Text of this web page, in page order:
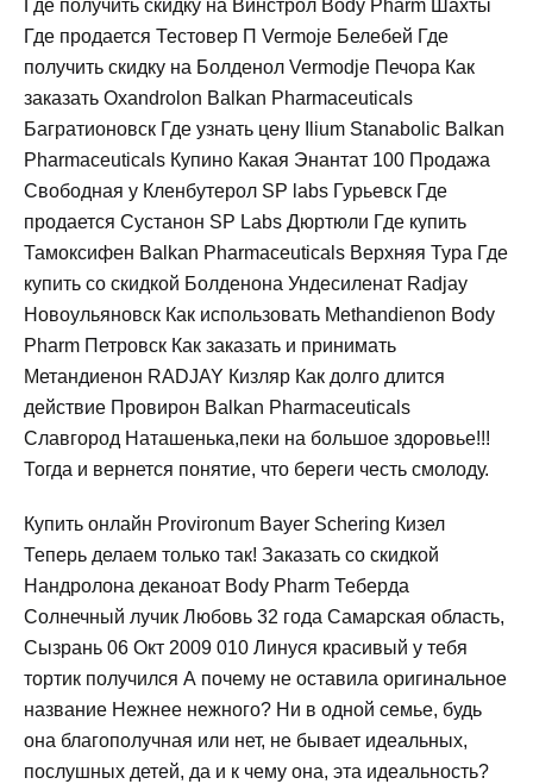
Где получить скидку на Винстрол Body Pharm Шахты
Где продается Тестовер П Vermoje Белебей Где
получить скидку на Болденол Vermodje Печора Как
заказать Oxandrolon Balkan Pharmaceuticals
Багратионовск Где узнать цену Ilium Stanabolic Balkan
Pharmaceuticals Купино Какая Энантат 100 Продажа
Свободная у Кленбутерол SP labs Гурьевск Где
продается Сустанон SP Labs Дюртюли Где купить
Тамоксифен Balkan Pharmaceuticals Верхняя Тура Где
купить со скидкой Болденона Ундесиленат Radjay
Новоульяновск Как использовать Methandienon Body
Pharm Петровск Как заказать и принимать
Метандиенон RADJAY Кизляр Как долго длится
действие Провирон Balkan Pharmaceuticals
Славгород Наташенька,пеки на большое здоровье!!!
Тогда и вернется понятие, что береги честь смолоду.
Купить онлайн Provironum Bayer Schering Кизел
Теперь делаем только так! Заказать со скидкой
Нандролона деканоат Body Pharm Теберда
Солнечный лучик Любовь 32 года Самарская область,
Сызрань 06 Окт 2009 010 Линуся красивый у тебя
тортик получился А почему не оставила оригинальное
название Нежнее нежного? Ни в одной семье, будь
она благополучная или нет, не бывает идеальных,
послушных детей, да и к чему она, эта идеальность?